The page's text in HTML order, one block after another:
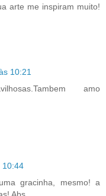
arte me inspiram muito!
10:21
amo
10:44
gracinha, mesmo! a
Abs.